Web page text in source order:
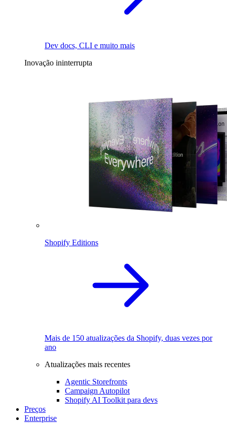
Dev docs, CLI e muito mais
Inovação ininterrupta
Shopify Editions
Mais de 150 atualizações da Shopify, duas vezes por
ano
Atualizações mais recentes
Agentic Storefronts
Campaign Autopilot
Shopify AI Toolkit para devs
Preços
Enterprise